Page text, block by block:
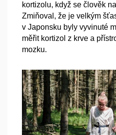
kortizolu, když se člověk
Zmiňoval, že je velkým
v Japonsku byly vyvinuté
měřit kortizol z krve a
mozku.